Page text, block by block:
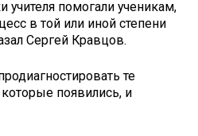
учителя помогали ученикам,
в той или иной степени
Сергей Кравцов.
те
появились, и